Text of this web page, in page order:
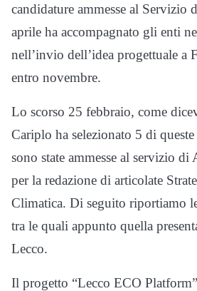
candidature ammesse al Servizio
aprile ha accompagnato gli enti
nell’invio dell’idea progettuale a
entro novembre.
Lo scorso 25 febbraio, come
Cariplo ha selezionato 5 di
sono state ammesse al servizio di
per la redazione di articolate
Climatica. Di seguito riportiamo
tra le quali appunto quella
Lecco.
Il progetto “Lecco ECO